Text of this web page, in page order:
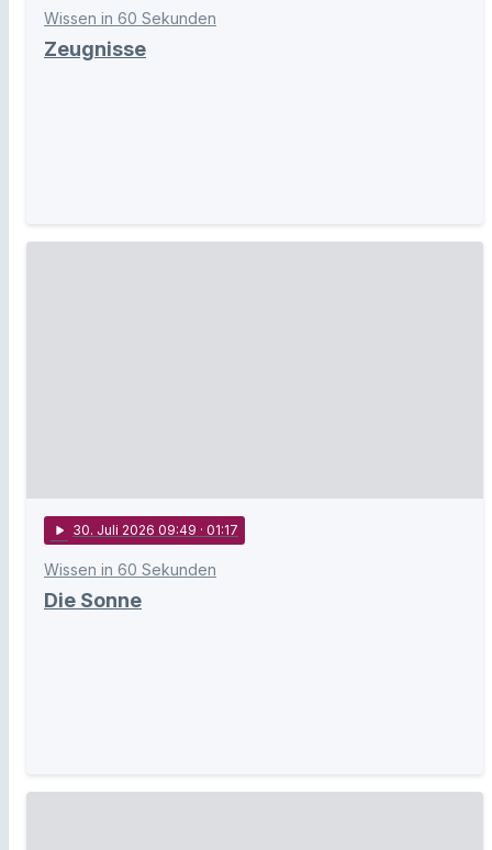
Wissen in 60 Sekunden
Zeugnisse
play_arrow 30. Juli 2026 09:49 · 01:17
Wissen in 60 Sekunden
Die Sonne